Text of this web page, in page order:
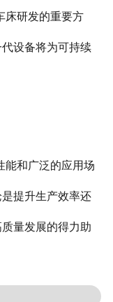
床研发的重要方
设备将为可持续
能和广泛的应用场
提升生产效率还
量发展的得力助